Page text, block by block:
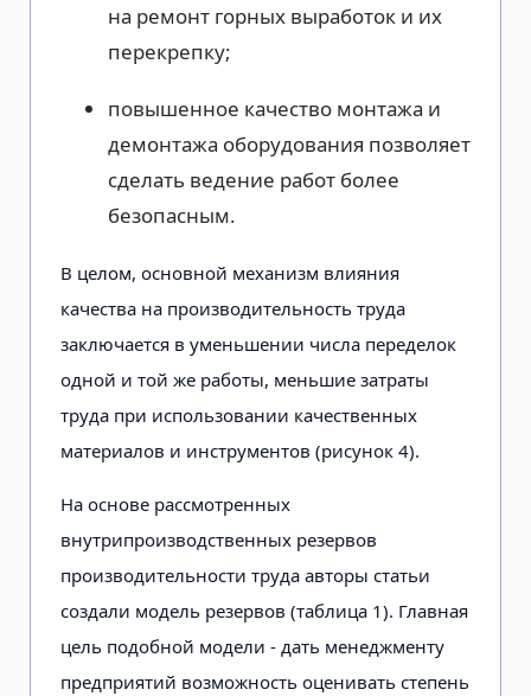
на ремонт горных выработок и их
перекрепку;
повышенное качество монтажа и
демонтажа оборудования позволяет
сделать ведение работ более
безопасным.
В целом, основной механизм влияния
качества на производительность труда
заключается в уменьшении числа переделок
одной и той же работы, меньшие затраты
труда при использовании качественных
материалов и инструментов (рисунок 4).
На основе рассмотренных
внутрипроизводственных резервов
производительности труда авторы статьи
создали модель резервов (таблица 1). Главная
цель подобной модели - дать менеджменту
предприятий возможность оценивать степень